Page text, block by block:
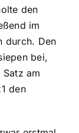
den
im
durch. Den
bei,
am
den